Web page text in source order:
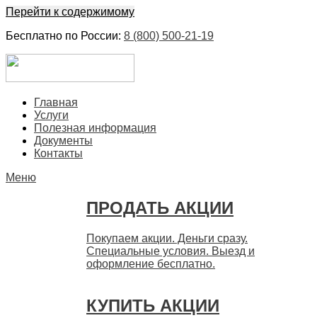
Перейти к содержимому
Бесплатно по России: 8 (800) 500-21-19
БыстроГлавная
Услуги
Полезная информация
Документы
Контакты
Меню
ПРОДАТЬ АКЦИИ
Покупаем акции. Деньги сразу.
Специальные условия. Выезд и
оформление бесплатно.
КУПИТЬ АКЦИИ